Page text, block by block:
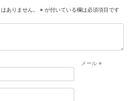
ありません。 ※ が付いている欄は必須項目です
メール ※